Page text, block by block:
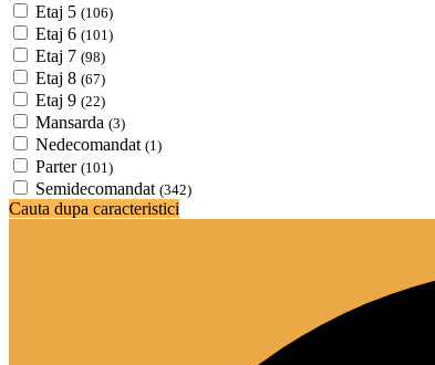
Etaj 5 (106)
Etaj 6 (101)
Etaj 7 (98)
Etaj 8 (67)
Etaj 9 (22)
Mansarda (3)
Nedecomandat (1)
Parter (101)
Semidecomandat (342)
Cauta dupa caracteristici